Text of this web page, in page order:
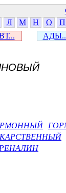
Л М Н О П